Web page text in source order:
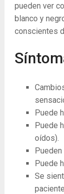
pueden ver
blanco y
conscientes
Puede
Puede
oídos).
Puede
Se